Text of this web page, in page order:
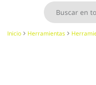
Inicio Herramientas